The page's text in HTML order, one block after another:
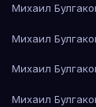
Михаил
Михаил
Михаил
Михаил